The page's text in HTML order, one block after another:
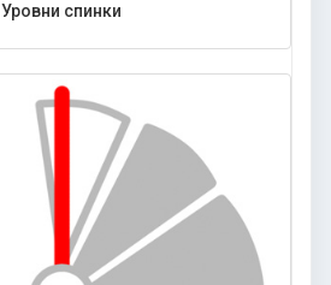
Уровни спинки